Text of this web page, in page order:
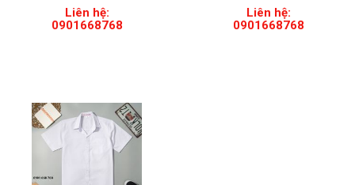
0010
Liên hệ:
0901668768
0007
Liên hệ:
0901668768